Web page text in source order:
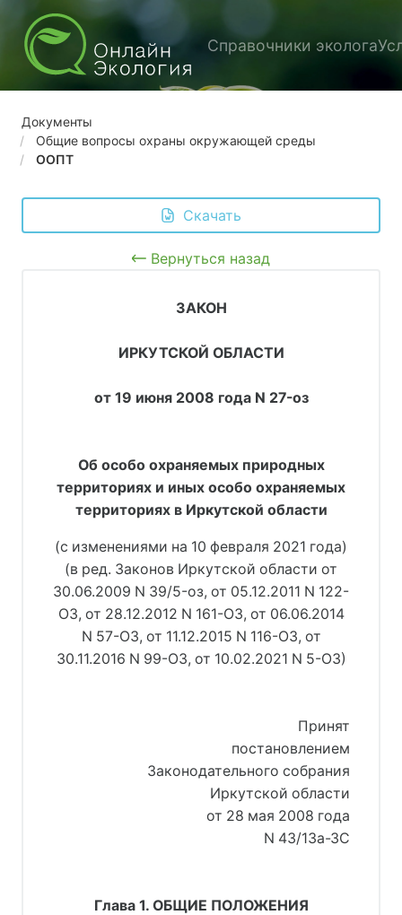
Справочники эколога
Документы
Общие вопросы охраны окружающей среды
ООПТ
Скачать
Вернуться назад
ЗАКОН
ИРКУТСКОЙ ОБЛАСТИ
от 19 июня 2008 года N 27-оз
Об особо охраняемых природных
территориях и иных особо охраняемых
территориях в Иркутской области
(с изменениями на 10 февраля 2021 года)
(в ред. Законов Иркутской области от
30.06.2009 N 39/5-оз, от 05.12.2011 N 122-
ОЗ, от 28.12.2012 N 161-ОЗ, от 06.06.2014
N 57-ОЗ, от 11.12.2015 N 116-ОЗ, от
30.11.2016 N 99-ОЗ, от 10.02.2021 N 5-ОЗ)
Принят
постановлением
Законодательного собрания
Иркутской области
от 28 мая 2008 года
N 43/13а-ЗС
Глава 1. ОБЩИЕ ПОЛОЖЕНИЯ